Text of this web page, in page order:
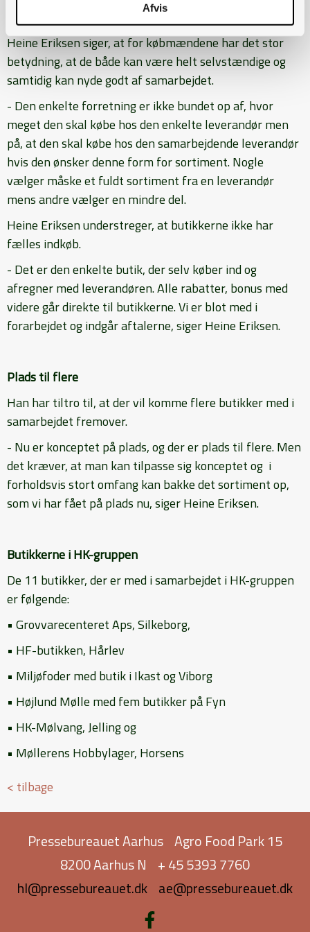
Afvis
Heine Eriksen siger, at for købmændene har det stor
betydning, at de både kan være helt selvstændige og
samtidig kan nyde godt af samarbejdet.
- Den enkelte forretning er ikke bundet op af, hvor
meget den skal købe hos den enkelte leverandør men
på, at den skal købe hos den samarbejdende leverandør
hvis den ønsker denne form for sortiment. Nogle
vælger måske et fuldt sortiment fra en leverandør
mens andre vælger en mindre del.
Heine Eriksen understreger, at butikkerne ikke har
fælles indkøb.
- Det er den enkelte butik, der selv køber ind og
afregner med leverandøren. Alle rabatter, bonus med
videre går direkte til butikkerne. Vi er blot med i
forarbejdet og indgår aftalerne, siger Heine Eriksen.
Plads til flere
Han har tiltro til, at der vil komme flere butikker med i
samarbejdet fremover.
- Nu er konceptet på plads, og der er plads til flere. Men
det kræver, at man kan tilpasse sig konceptet og i
forholdsvis stort omfang kan bakke det sortiment op,
som vi har fået på plads nu, siger Heine Eriksen.
Butikkerne i HK-gruppen
De 11 butikker, der er med i samarbejdet i HK-gruppen
er følgende:
• Grovvarecenteret Aps, Silkeborg,
• HF-butikken, Hårlev
• Miljøfoder med butik i Ikast og Viborg
• Højlund Mølle med fem butikker på Fyn
• HK-Mølvang, Jelling og
• Møllerens Hobbylager, Horsens
< tilbage
Pressebureauet Aarhus Agro Food Park 15
8200 Aarhus N
+ 45 5393 7760
hl@pressebureauet.dk ae@pressebureauet.dk